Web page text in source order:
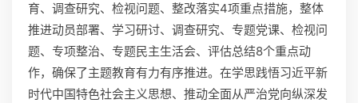
育、调查研究、检视问题、整改落实4项重点措施，整体
推进动员部署、学习研讨、调查研究、专题党课、检视问
题、专项整治、专题民主生活会、评估总结8个重点动
作，确保了主题教育有力有序推进。在学思践悟习近平新
时代中国特色社会主义思想、推动全面从严治党向纵深发